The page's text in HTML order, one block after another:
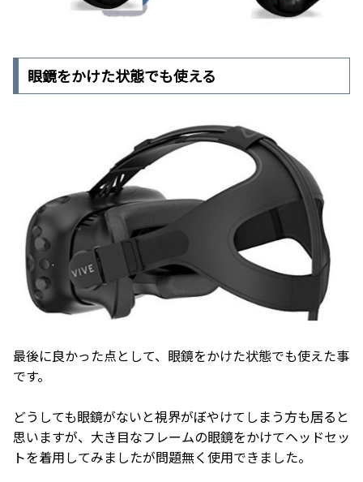
眼鏡をかけた状態でも使える
最後に良かった点として、眼鏡をかけた状態でも使えた事
です。
どうしても眼鏡がないと視界がぼやけてしまう方も居ると
思いますが、大き目なフレームの眼鏡をかけてヘッドセッ
トを着用してみましたが問題無く使用できました。